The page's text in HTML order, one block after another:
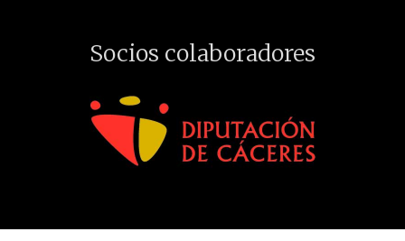
Socios colaboradores